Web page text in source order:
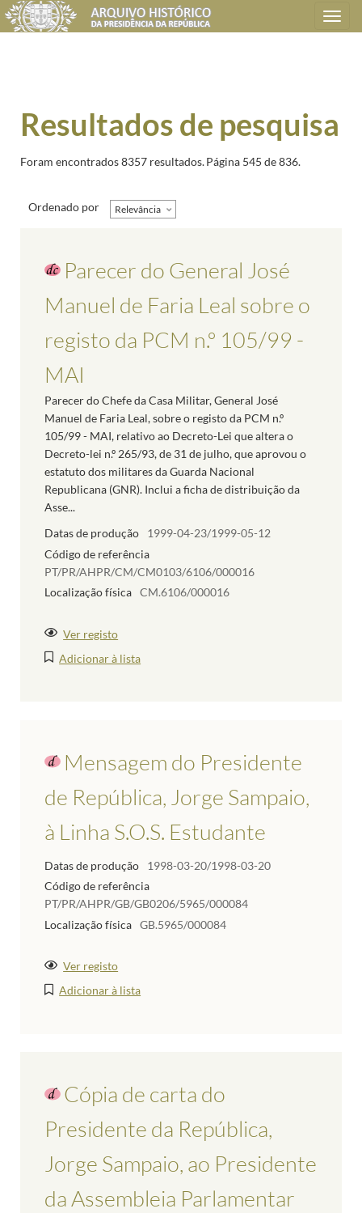
Toggle
navigation
Resultados de pesquisa
Foram encontrados 8357 resultados.Página 545 de 836.
Ordenado por Relevância
Parecer do General José
Manuel de Faria Leal sobre o
registo da PCM n.º 105/99 -
MAI
Parecer do Chefe da Casa Militar, General José
Manuel de Faria Leal, sobre o registo da PCM n.º
105/99 - MAI, relativo ao Decreto-Lei que altera o
Decreto-lei n.º 265/93, de 31 de julho, que aprovou o
estatuto dos militares da Guarda Nacional
Republicana (GNR). Inclui a ficha de distribuição da
Asse...
Datas de produção
1999-04-23/1999-05-12
Código de referência
PT/PR/AHPR/CM/CM0103/6106/000016
Localização física CM.6106/000016
Ver registo
Adicionar à lista
Mensagem do Presidente
de República, Jorge Sampaio,
à Linha S.O.S. Estudante
Datas de produção
1998-03-20/1998-03-20
Código de referência
PT/PR/AHPR/GB/GB0206/5965/000084
Localização física GB.5965/000084
Ver registo
Adicionar à lista
Cópia de carta do
Presidente da República,
Jorge Sampaio, ao Presidente
da Assembleia Parlamentar